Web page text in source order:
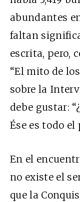
abundantes
faltan
escrita, pero,
“El mito de
sobre la
debe gustar:
Ése es todo el
En el
no existe el
que la